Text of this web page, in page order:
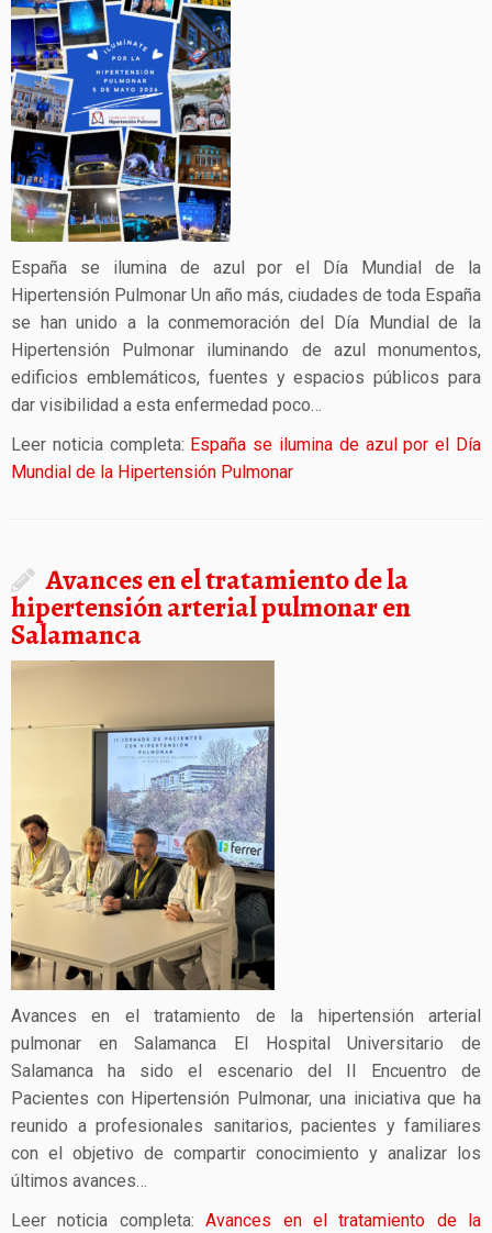
España se ilumina de azul por el Día Mundial de la
Hipertensión Pulmonar Un año más, ciudades de toda España
se han unido a la conmemoración del Día Mundial de la
Hipertensión Pulmonar iluminando de azul monumentos,
edificios emblemáticos, fuentes y espacios públicos para
dar visibilidad a esta enfermedad poco…
Leer noticia completa: España se ilumina de azul por el Día
Mundial de la Hipertensión Pulmonar
Avances en el tratamiento de la
hipertensión arterial pulmonar en
Salamanca
Avances en el tratamiento de la hipertensión arterial
pulmonar en Salamanca El Hospital Universitario de
Salamanca ha sido el escenario del II Encuentro de
Pacientes con Hipertensión Pulmonar, una iniciativa que ha
reunido a profesionales sanitarios, pacientes y familiares
con el objetivo de compartir conocimiento y analizar los
últimos avances…
Leer noticia completa:Avances en el tratamiento de la